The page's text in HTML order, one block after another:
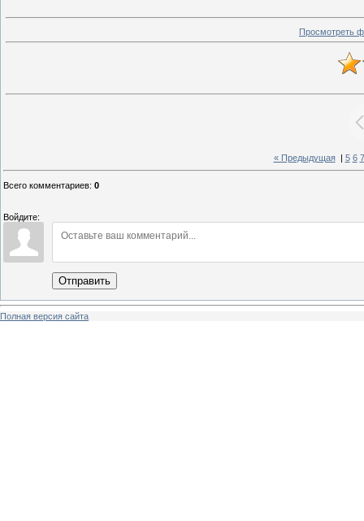
Просмотреть
« Предыдущая| 5 6 7
Всего комментариев: 0
Войдите:
Отправить
Полная версия сайта